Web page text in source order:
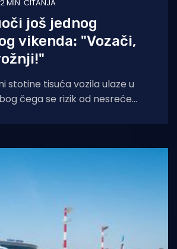
2 MIN. ČITANJA
još jednog
vikenda: "Vozači,
stotine tisuća vozila ulaze u
čega se rizik od nesreće